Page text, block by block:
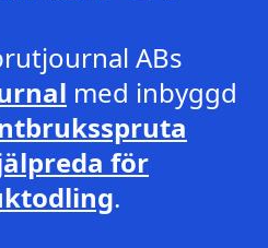
ABs
med inbyggd
för
.